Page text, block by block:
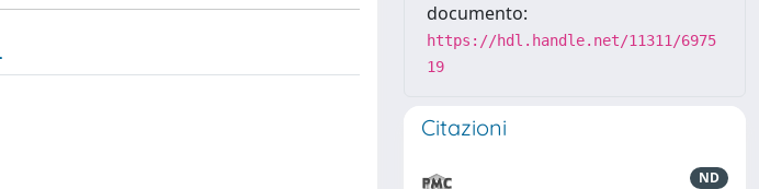
documento:
https://hdl.handle.net/11311/6975
19
Citazioni
ND